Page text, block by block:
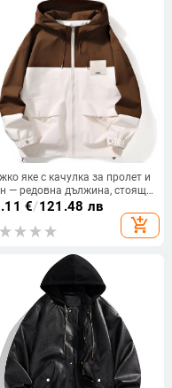
яке с качулка за пролет и
— редовна дължина, стояща
цип, полиестер, едноцветно
€/121.48 лв
add_shopping_cart